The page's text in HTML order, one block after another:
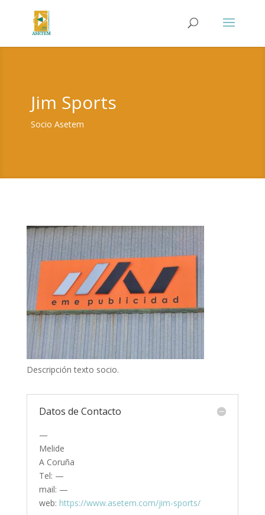
Jim Sports
Socio Asetem
Descripción texto socio.
Datos de Contacto
—
Melide
A Coruña
Tel: —
mail: —
web: https://www.asetem.com/jim-sports/